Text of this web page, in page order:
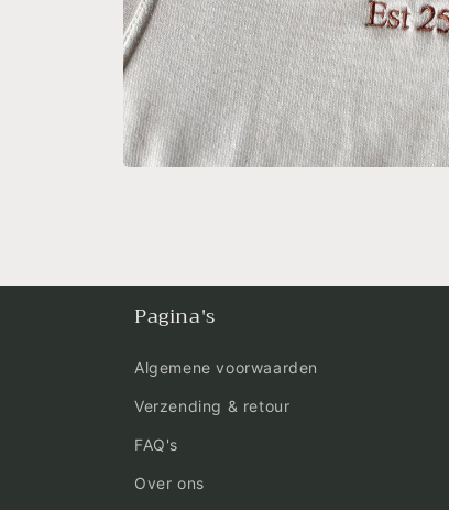
Pagina's
Algemene voorwaarden
Verzending & retour
FAQ's
Over ons